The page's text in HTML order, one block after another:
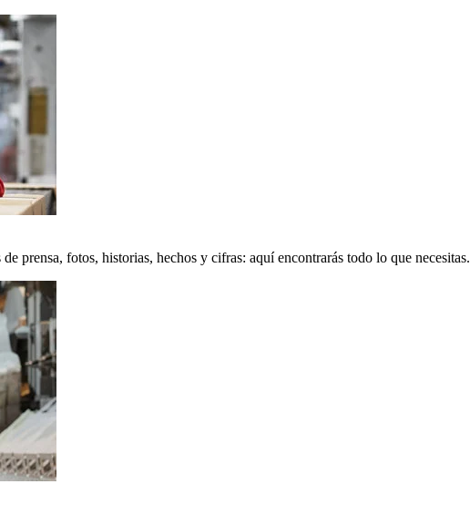
prensa, fotos, historias, hechos y cifras: aquí encontrarás todo lo que necesitas.